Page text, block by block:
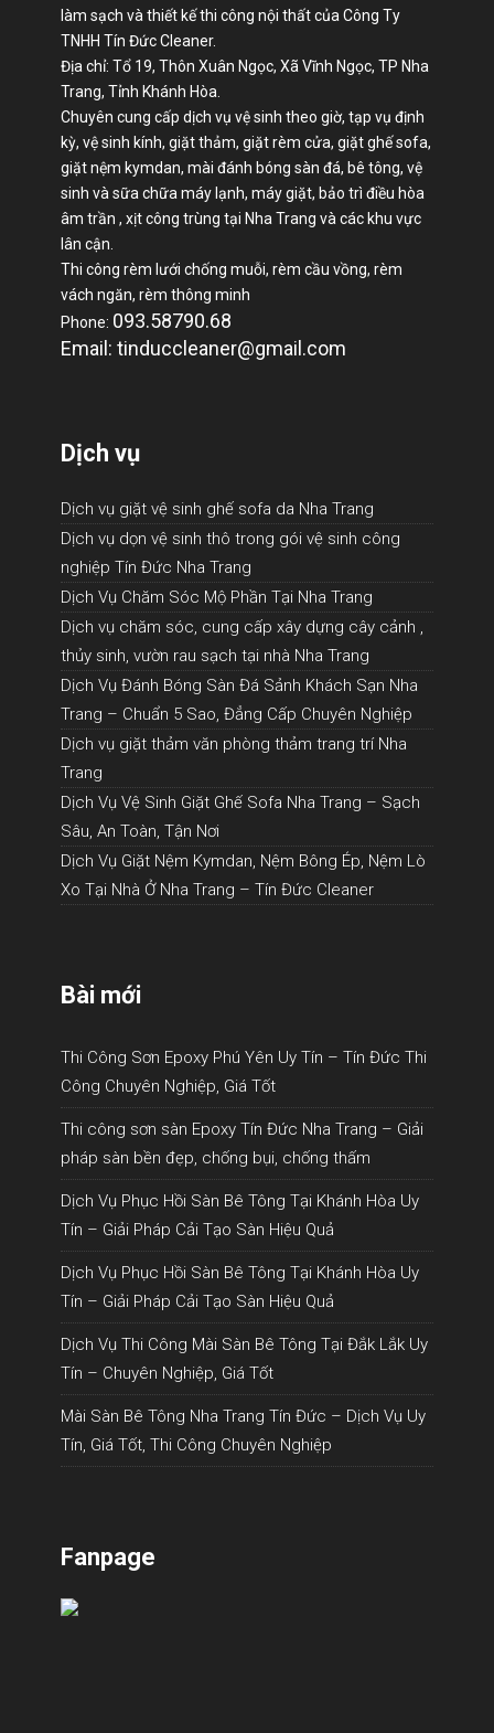
làm sạch và thiết kế thi công nội thất của Công Ty
TNHH Tín Đức Cleaner.
Địa chỉ: Tổ 19, Thôn Xuân Ngọc, Xã Vĩnh Ngọc, TP Nha
Trang, Tỉnh Khánh Hòa.
Chuyên cung cấp dịch vụ vệ sinh theo giờ, tạp vụ định
kỳ, vệ sinh kính, giặt thảm, giặt rèm cửa, giặt ghế sofa,
giặt nệm kymdan, mài đánh bóng sàn đá, bê tông, vệ
sinh và sữa chữa máy lạnh, máy giặt, bảo trì điều hòa
âm trần , xịt công trùng tại Nha Trang và các khu vực
lân cận.
Thi công rèm lưới chống muỗi, rèm cầu vồng, rèm
vách ngăn, rèm thông minh
Phone: 093.58790.68
Email: tinduccleaner@gmail.com
Dịch vụ
Dịch vụ giặt vệ sinh ghế sofa da Nha Trang
Dịch vụ dọn vệ sinh thô trong gói vệ sinh công
nghiệp Tín Đức Nha Trang
Dịch Vụ Chăm Sóc Mộ Phần Tại Nha Trang
Dịch vụ chăm sóc, cung cấp xây dựng cây cảnh ,
thủy sinh, vườn rau sạch tại nhà Nha Trang
Dịch Vụ Đánh Bóng Sàn Đá Sảnh Khách Sạn Nha
Trang – Chuẩn 5 Sao, Đẳng Cấp Chuyên Nghiệp
Dịch vụ giặt thảm văn phòng thảm trang trí Nha
Trang
Dịch Vụ Vệ Sinh Giặt Ghế Sofa Nha Trang – Sạch
Sâu, An Toàn, Tận Nơi
Dịch Vụ Giặt Nệm Kymdan, Nệm Bông Ép, Nệm Lò
Xo Tại Nhà Ở Nha Trang – Tín Đức Cleaner
Bài mới
Thi Công Sơn Epoxy Phú Yên Uy Tín – Tín Đức Thi
Công Chuyên Nghiệp, Giá Tốt
Thi công sơn sàn Epoxy Tín Đức Nha Trang – Giải
pháp sàn bền đẹp, chống bụi, chống thấm
Dịch Vụ Phục Hồi Sàn Bê Tông Tại Khánh Hòa Uy
Tín – Giải Pháp Cải Tạo Sàn Hiệu Quả
Dịch Vụ Phục Hồi Sàn Bê Tông Tại Khánh Hòa Uy
Tín – Giải Pháp Cải Tạo Sàn Hiệu Quả
Dịch Vụ Thi Công Mài Sàn Bê Tông Tại Đắk Lắk Uy
Tín – Chuyên Nghiệp, Giá Tốt
Mài Sàn Bê Tông Nha Trang Tín Đức – Dịch Vụ Uy
Tín, Giá Tốt, Thi Công Chuyên Nghiệp
Fanpage